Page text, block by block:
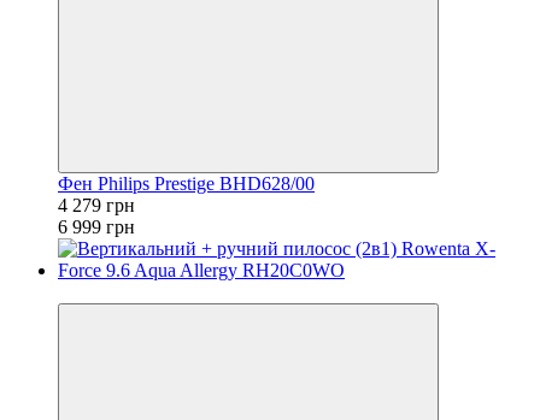
Фен Philips Prestige BHD628/00
4 279 грн
6 999 грн